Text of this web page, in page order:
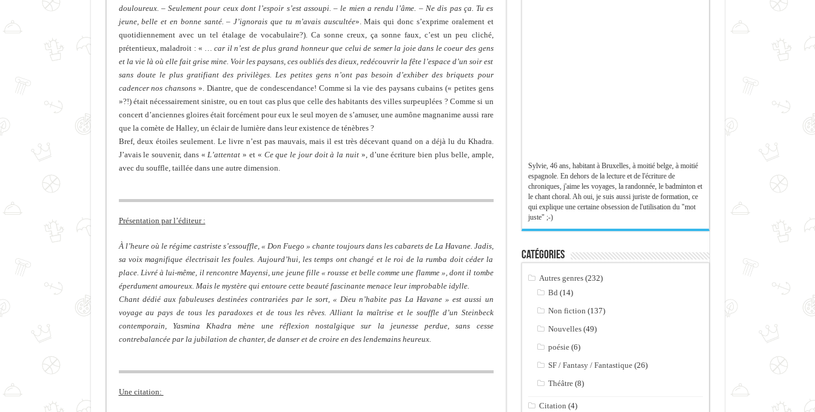
douloureux. – Seulement pour ceux dont l’espoir s’est assoupi. – le mien a rendu l’âme. – Ne dis pas ça. Tu es
jeune, belle et en bonne santé. – J’ignorais que tu m’avais auscultée». Mais qui donc s’exprime oralement et
quotidiennement avec un tel étalage de vocabulaire?). Ca sonne creux, ça sonne faux, c’est un peu cliché,
prétentieux, maladroit : « … car il n’est de plus grand honneur que celui de semer la joie dans le coeur des gens
et la vie là où elle fait grise mine. Voir les paysans, ces oubliés des dieux, redécouvrir la fête l’espace d’un soir est
sans doute le plus gratifiant des privilèges. Les petites gens n’ont pas besoin d’exhiber des briquets pour
cadencer nos chansons ». Diantre, que de condescendance! Comme si la vie des paysans cubains (« petites gens
»?!) était nécessairement sinistre, ou en tout cas plus que celle des habitants des villes surpeuplées ? Comme si un
concert d’anciennes gloires était forcément pour eux le seul moyen de s’amuser, une aumône magnanime aussi rare
que la comète de Halley, un éclair de lumière dans leur existence de ténèbres ?
Bref, deux étoiles seulement. Le livre n’est pas mauvais, mais il est très décevant quand on a déjà lu du Khadra.
J’avais le souvenir, dans «L’attentat » et « Ce que le jour doit à la nuit », d’une écriture bien plus belle, ample,
avec du souffle, taillée dans une autre dimension.
Présentation par l’éditeur :
À l’heure où le régime castriste s’essouffle, « Don Fuego » chante toujours dans les cabarets de La Havane. Jadis,
sa voix magnifique électrisait les foules. Aujourd’hui, les temps ont changé et le roi de la rumba doit céder la
place. Livré à lui-même, il rencontre Mayensi, une jeune fille « rousse et belle comme une flamme », dont il tombe
éperdument amoureux. Mais le mystère qui entoure cette beauté fascinante menace leur improbable idylle.
Chant dédié aux fabuleuses destinées contrariées par le sort, « Dieu n’habite pas La Havane » est aussi un
voyage au pays de tous les paradoxes et de tous les rêves. Alliant la maîtrise et le souffle d’un Steinbeck
contemporain, Yasmina Khadra mène une réflexion nostalgique sur la jeunesse perdue, sans cesse
contrebalancée par la jubilation de chanter, de danser et de croire en des lendemains heureux.
Une citation:
Sylvie, 46 ans, habitant à Bruxelles, à moitié belge, à moitié
espagnole. En dehors de la lecture et de l'écriture de
chroniques, j'aime les voyages, la randonnée, le badminton et
le chant choral. Ah oui, je suis aussi juriste de formation, ce
qui explique une certaine obsession de l'utilisation du "mot
juste" ;-)
Catégories
Autres genres (232)
Bd (14)
Non fiction (137)
Nouvelles (49)
poésie (6)
SF / Fantasy / Fantastique (26)
Théâtre (8)
Citation (4)